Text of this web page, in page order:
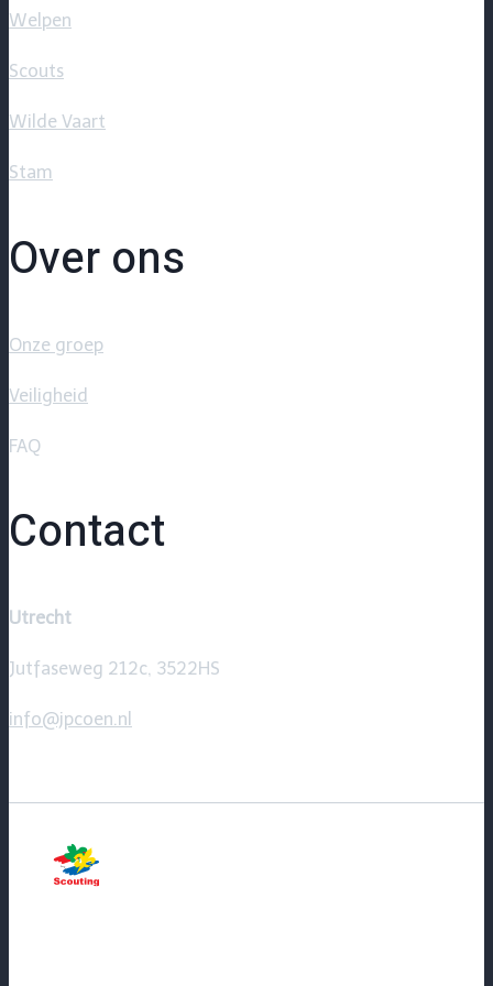
Welpen
Scouts
Wilde Vaart
Stam
Over ons
Onze groep
Veiligheid
FAQ
Contact
Utrecht
Jutfaseweg 212c, 3522HS
info@jpcoen.nl